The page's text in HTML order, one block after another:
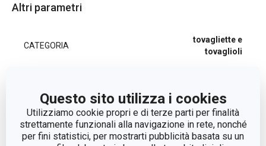
Questo sito utilizza i cookies
Utilizziamo cookie propri e di terze parti per finalità
strettamente funzionali alla navigazione in rete, nonché
per fini statistici, per mostrarti pubblicità basata su un
Altri parametri
CATEGORIA
tovagliette e
tovaglioli
MATERIALE tessuto sintetico